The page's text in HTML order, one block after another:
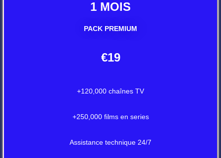
1 MOIS
PACK PREMIUM
€19
+120,000 chaînes TV
+250,000 films en series
Assistance technique 24/7